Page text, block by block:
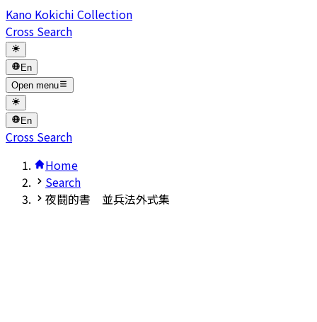
Kano Kokichi Collection
Cross Search
En
Open menu
En
Cross Search
Home
Search
夜鬪的書 並兵法外式集